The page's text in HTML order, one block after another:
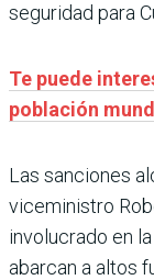
seguridad para
Te puede
población
Las sanciones
viceministro
involucrado en
abarcan a altos